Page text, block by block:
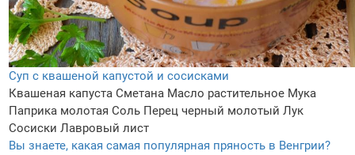
Суп с квашеной капустой и сосисками
Квашеная капуста Сметана Масло растительное Мука
Паприка молотая Соль Перец черный молотый Лук
Сосиски Лавровый лист
Вы знаете, какая самая популярная пряность в Венгрии?